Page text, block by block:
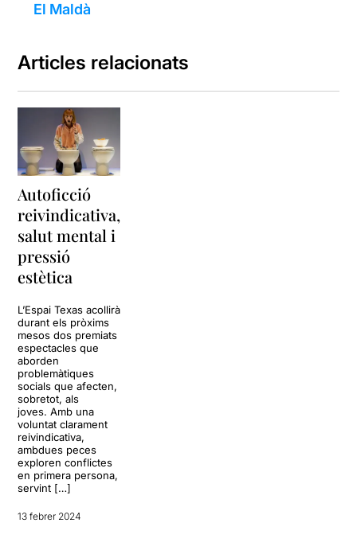
El Maldà
Articles relacionats
Autoficció
reivindicativa,
salut mental i
pressió
estètica
L’Espai Texas acollirà
durant els pròxims
mesos dos premiats
espectacles que
aborden
problemàtiques
socials que afecten,
sobretot, als
joves. Amb una
voluntat clarament
reivindicativa,
ambdues peces
exploren conflictes
en primera persona,
servint […]
13 febrer 2024